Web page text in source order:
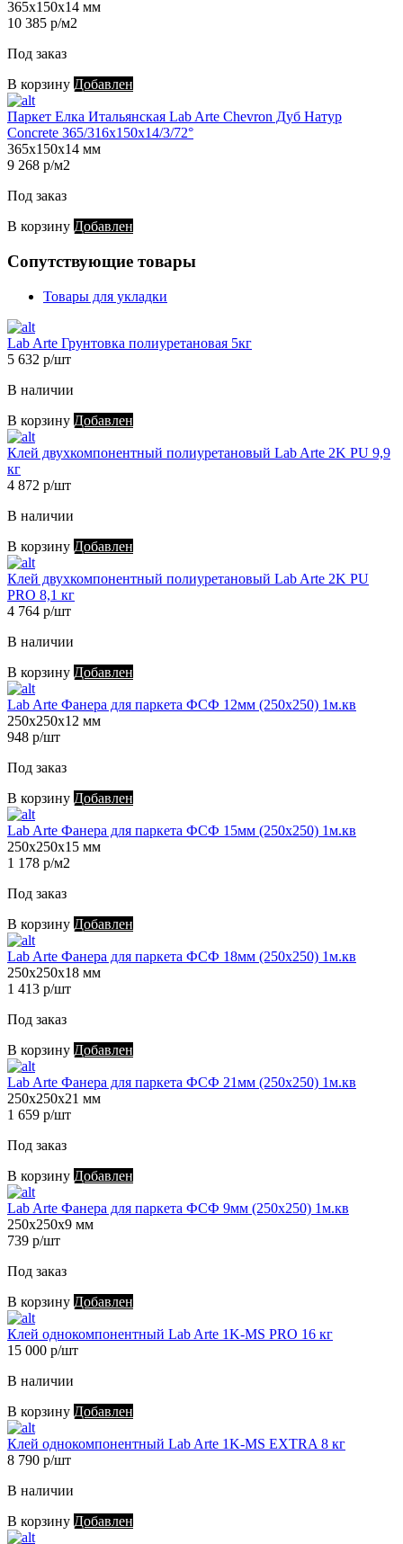
365х150х14 мм
10 385 р/м2
Под заказ
В корзину Добавлен
Паркет Елка Итальянская Lab Arte Chevron Дуб Натур
Concrete 365/316х150х14/3/72°
365х150х14 мм
9 268 р/м2
Под заказ
В корзину Добавлен
Сопутствующие товары
Товары для укладки
Lab Arte Грунтовка полиуретановая 5кг
5 632 р/шт
В наличии
В корзину Добавлен
Клей двухкомпонентный полиуретановый Lab Arte 2K PU 9,9
кг
4 872 р/шт
В наличии
В корзину Добавлен
Клей двухкомпонентный полиуретановый Lab Arte 2K PU
PRO 8,1 кг
4 764 р/шт
В наличии
В корзину Добавлен
Lab Arte Фанера для паркета ФСФ 12мм (250х250) 1м.кв
250х250х12 мм
948 р/шт
Под заказ
В корзину Добавлен
Lab Arte Фанера для паркета ФСФ 15мм (250х250) 1м.кв
250х250х15 мм
1 178 р/м2
Под заказ
В корзину Добавлен
Lab Arte Фанера для паркета ФСФ 18мм (250х250) 1м.кв
250х250х18 мм
1 413 р/шт
Под заказ
В корзину Добавлен
Lab Arte Фанера для паркета ФСФ 21мм (250х250) 1м.кв
250х250х21 мм
1 659 р/шт
Под заказ
В корзину Добавлен
Lab Arte Фанера для паркета ФСФ 9мм (250х250) 1м.кв
250х250х9 мм
739 р/шт
Под заказ
В корзину Добавлен
Клей однокомпонентный Lab Arte 1K-MS PRO 16 кг
15 000 р/шт
В наличии
В корзину Добавлен
Клей однокомпонентный Lab Arte 1K-MS EXTRA 8 кг
8 790 р/шт
В наличии
В корзину Добавлен